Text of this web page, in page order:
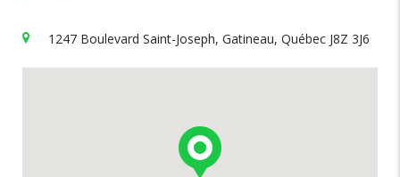
1247 Boulevard Saint-Joseph, Gatineau, Québec J8Z 3J6